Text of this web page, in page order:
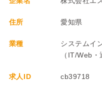
住所 愛知県
業種
システムイ
（IT/Web
求人ID cb39718